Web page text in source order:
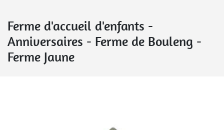
Ferme d'accueil d'enfants -
Anniversaires - Ferme de Bouleng -
Ferme Jaune